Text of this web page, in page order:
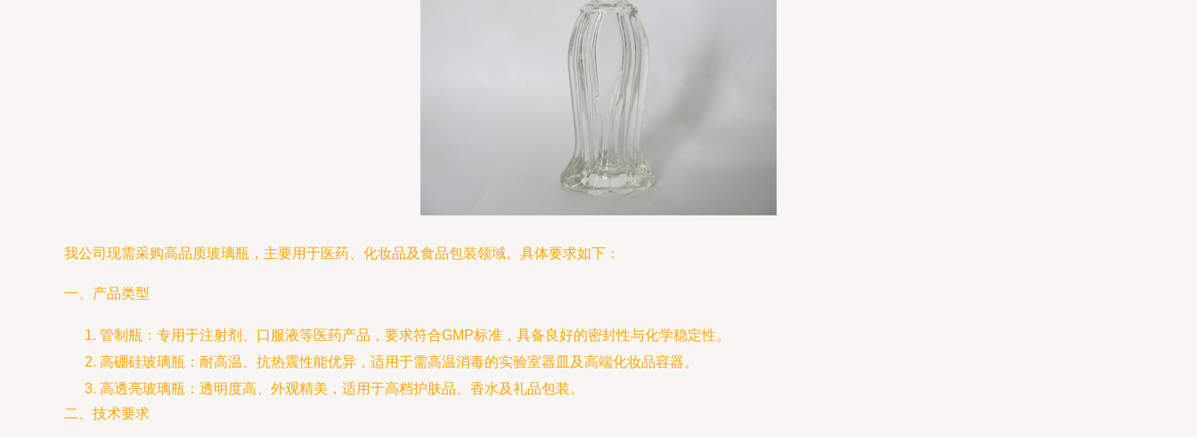
我公司现需采购高品质玻璃瓶，主要用于医药、化妆品及食品包装领域。具体要求如下：
一、产品类型
管制瓶：专用于注射剂、口服液等医药产品，要求符合GMP标准，具备良好的密封性与化学稳定性。
高硼硅玻璃瓶：耐高温、抗热震性能优异，适用于需高温消毒的实验室器皿及高端化妆品容器。
高透亮玻璃瓶：透明度高、外观精美，适用于高档护肤品、香水及礼品包装。
二、技术要求